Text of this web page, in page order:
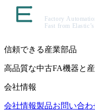
信頼できる産業部品
高品質な中古FA機器と
会社情報
会社情報製品お問い合わ